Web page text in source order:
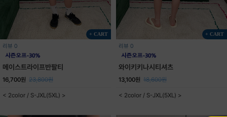
+ CART
리뷰 0
메이스트라이프반팔티
16,700원 23,800원
< 2color / S-JXL(5XL) >
+ CART
리뷰 0
와이키키나시티셔츠
13,100원 18,600원
< 2color / S-JXL(5XL) >